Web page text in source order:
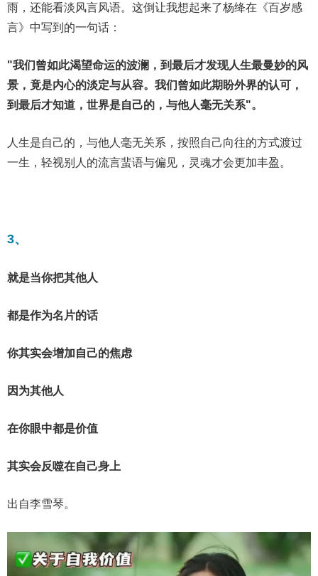
雨，还能看淡风言风语。这倒让我想起来了杨绛在《百岁感
言》中写到的一句话：
"我们曾如此渴望命运的波澜，到最后才发现人生最曼妙的风
景，竟是内心的淡定与从容。我们曾如此期盼外界的认可，
到最后才知道，世界是自己的，与他人毫无关系"。
人生是自己的，与他人毫无关系，按照自己向往的方式渡过
一生，轻视别人的流言蜚语与偏见，灵魂才会更加丰盈。
3、
就是当你把其他人
都是作为名片的话
你其实会增加自己的焦虑
因为其他人
在你眼中都是价值
其实会反噬在自己身上
出自李雪琴。